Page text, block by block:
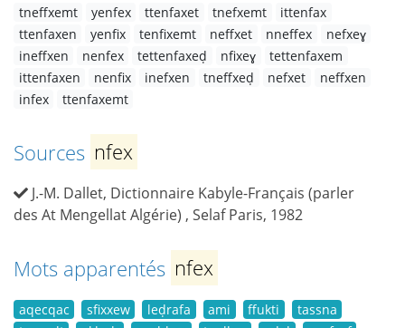
tneffxemt
yenfex ttenfaxet tnefxemt
ittenfax
ttenfaxen
yenfix tenfixemt neffxet nneffex
nefxeɣ
ineffxen
nenfex tettenfaxeḍ nfixeɣ
tettenfaxem
ittenfaxen
nenfix inefxen tneffxeḍ nefxet
neffxen
infex
ttenfaxemt
Sources nfex
J.-M. Dallet, Dictionnaire Kabyle-Français (parler
des At Mengellat Algérie) , Selaf Paris, 1982
Mots apparentés nfex
aqecqac sfixxew leḍrafa ami ffukti
tassna